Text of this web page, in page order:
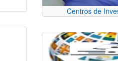
Centros de